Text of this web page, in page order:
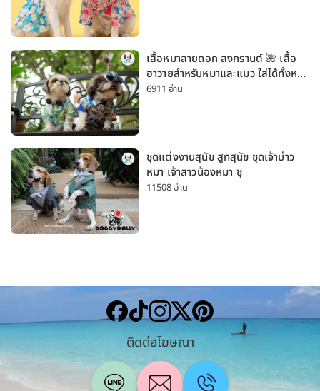
เสื้อหมาลายดอก สงกรานต์ 🌺 เสื้อ
ฮาวายสำหรับหมาและแมว ใส่ได้ทั้งหมา
เล็กและหมาใหญ่ ใส่เที่ยวทะเลน่ารัก
6911 อ่าน
ชุดแต่งงานสุนัข สูทสุนัข ชุดเจ้าบ่าว
หมา เจ้าสาวน้องหมา ชุ
11508 อ่าน
ติดต่อโฆษณา